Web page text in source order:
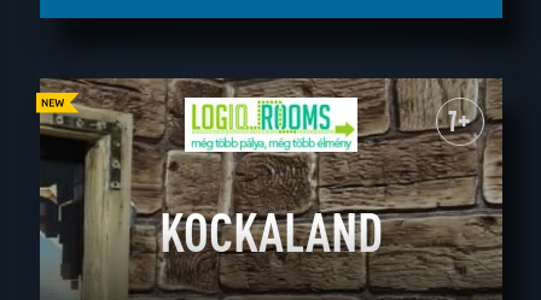
7+
KOCKALAND